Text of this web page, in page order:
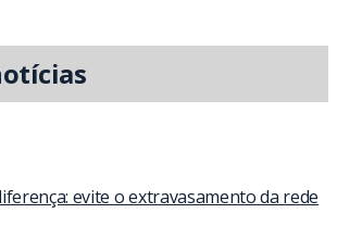
evite o extravasamento da rede